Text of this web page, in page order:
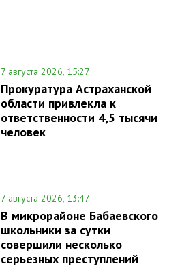
7 августа 2026, 15:27
Прокуратура Астраханской
области привлекла к
ответственности 4,5 тысячи
человек
7 августа 2026, 13:47
В микрорайоне Бабаевского
школьники за сутки
совершили несколько
серьезных преступлений